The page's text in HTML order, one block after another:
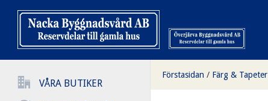
VÅRA BUTIKER
Förstasidan / Färg & Tapeter